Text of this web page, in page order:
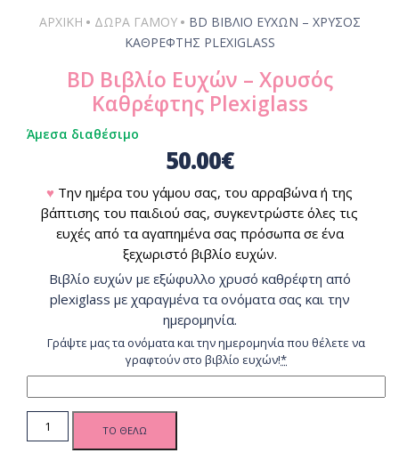
ΑΡΧΙΚΗ • ΔΏΡΑ ΓΆΜΟΥ • BD ΒΙΒΛΊΟ ΕΥΧΏΝ – ΧΡΥΣΌΣ
ΚΑΘΡΈΦΤΗΣ PLEXIGLASS
BD Βιβλίο Ευχών – Χρυσός
Καθρέφτης Plexiglass
Άμεσα διαθέσιμο
50.00€
♥ Την ημέρα του γάμου σας, του αρραβώνα ή της
βάπτισης του παιδιού σας, συγκεντρώστε όλες τις
ευχές από τα αγαπημένα σας πρόσωπα σε ένα
ξεχωριστό βιβλίο ευχών.
Βιβλίο ευχών με εξώφυλλο χρυσό καθρέφτη από
plexiglass με χαραγμένα τα ονόματα σας και την
ημερομηνία.
Γράψτε μας τα ονόματα και την ημερομηνία που θέλετε να
γραφτούν στο βιβλίο ευχών!*
BD Βιβλίο
Ευχών -
Χρυσός
ΤΟ ΘΕΛΩ